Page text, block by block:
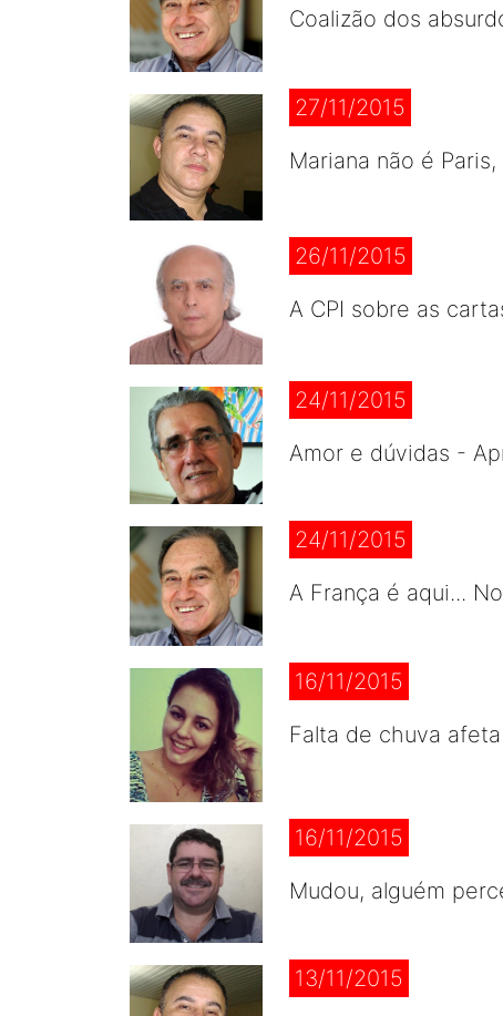
Coalizão dos
27/11/2015
Mariana não é
26/11/2015
A CPI sobre as
24/11/2015
Amor e dúvidas -
24/11/2015
A França é aqui...
16/11/2015
Falta de chuva
16/11/2015
Mudou, alguém
13/11/2015